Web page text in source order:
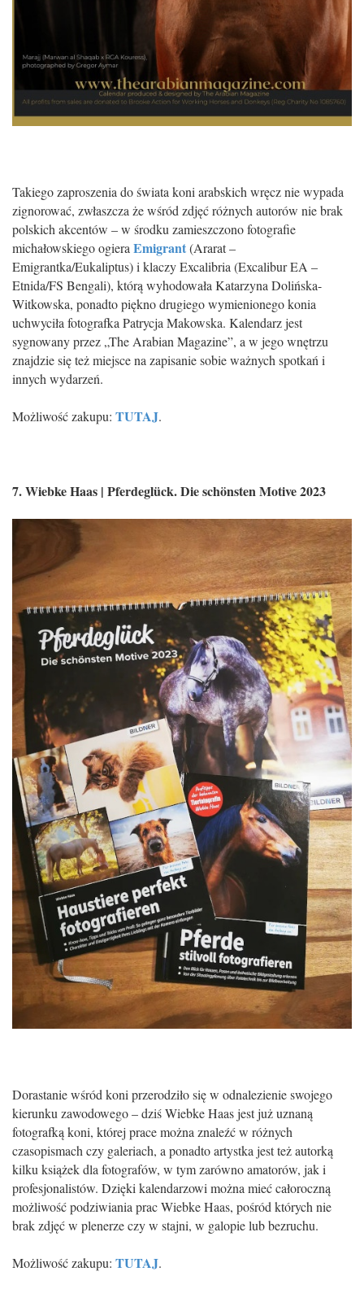
Takiego zaproszenia do świata koni arabskich wręcz nie wypada
zignorować, zwłaszcza że wśród zdjęć różnych autorów nie brak
polskich akcentów – w środku zamieszczono fotografie
michałowskiego ogiera Emigrant(Ararat –
Emigrantka/Eukaliptus) i klaczy Excalibria (Excalibur EA –
Etnida/FS Bengali), którą wyhodowała Katarzyna Dolińska-
Witkowska, ponadto piękno drugiego wymienionego konia
uchwyciła fotografka Patrycja Makowska. Kalendarz jest
sygnowany przez „The Arabian Magazine”, a w jego wnętrzu
znajdzie się też miejsce na zapisanie sobie ważnych spotkań i
innych wydarzeń.
Możliwość zakupu: TUTAJ.
7. Wiebke Haas | Pferdeglück. Die schönsten Motive 2023
Dorastanie wśród koni przerodziło się w odnalezienie swojego
kierunku zawodowego – dziś Wiebke Haas jest już uznaną
fotografką koni, której prace można znaleźć w różnych
czasopismach czy galeriach, a ponadto artystka jest też autorką
kilku książek dla fotografów, w tym zarówno amatorów, jak i
profesjonalistów. Dzięki kalendarzowi można mieć całoroczną
możliwość podziwiania prac Wiebke Haas, pośród których nie
brak zdjęć w plenerze czy w stajni, w galopie lub bezruchu.
Możliwość zakupu: TUTAJ.